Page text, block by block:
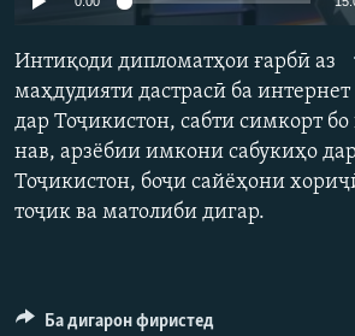
ПАЙГИРӢ КУНЕД
Интиқоди дипломатҳои ғарбӣ аз
маҳдудияти дастрасӣ ба интернет
дар Тоҷикистон, сабти симкорт
нав, арзёбии имкони сабукиҳо
Тоҷикистон, боҷи сайёҳони
тоҷик ва матолиби дигар.
Ба дигарон фиристед